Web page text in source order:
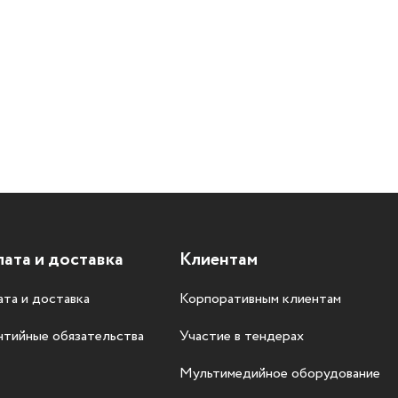
и доставка
и доставка
обязательства
Клиентам
Корпоративным клиентам
Участие в тендерах
Мультимедийное оборудование